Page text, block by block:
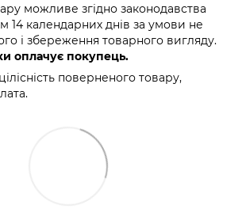
можливе згідно законодавства
14 календарних днів за умови не
і збереження товарного вигляду.
оплачує покупець.
поверненого товару,